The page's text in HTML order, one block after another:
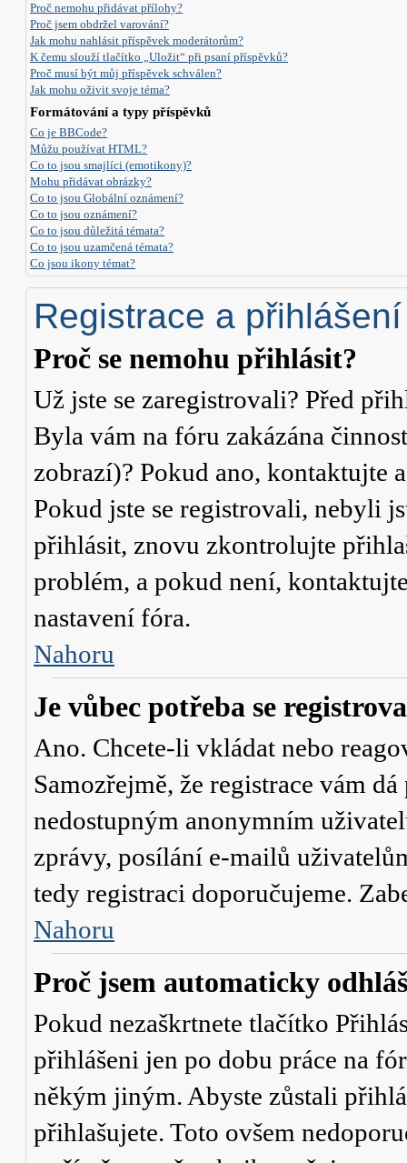
Proč nemohu přidávat přílohy?
Proč jsem obdržel varování?
Jak mohu nahlásit příspěvek moderátorům?
K čemu slouží tlačítko „Uložit“ při psaní příspěvků?
Proč musí být můj příspěvek schválen?
Jak mohu oživit svoje téma?
Formátování a typy příspěvků
Co je BBCode?
Můžu používat HTML?
Co to jsou smajlíci (emotikony)?
Mohu přidávat obrázky?
Co to jsou Globální oznámení?
Co to jsou oznámení?
Co to jsou důležitá témata?
Co to jsou uzamčená témata?
Co jsou ikony témat?
Registrace a přihlášení
Proč se nemohu přihlásit?
Už jste se zaregistrovali? Před
Byla vám na fóru zakázána
zobrazí)? Pokud ano, kontaktujte
Pokud jste se registrovali, nebyli
přihlásit, znovu zkontrolujte
problém, a pokud není,
nastavení fóra.
Nahoru
Je vůbec potřeba se
Ano. Chcete-li vkládat nebo
Samozřejmě, že registrace vám
nedostupným anonymním
zprávy, posílání e-mailů
tedy registraci doporučujeme.
Nahoru
Proč jsem automaticky
Pokud nezaškrtnete tlačítko
přihlášeni jen po dobu práce na
někým jiným. Abyste zůstali
přihlašujete. Toto ovšem